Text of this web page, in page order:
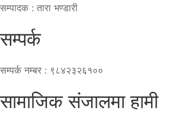
सम्पादक : तारा भण्डारी
सम्पर्क
सम्पर्क नम्बर : ९८४२३२६१००
सामाजिक संजालमा हामी